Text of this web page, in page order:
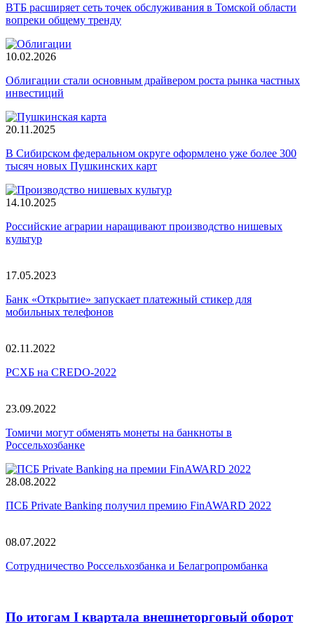
ВТБ расширяет сеть точек обслуживания в Томской области
вопреки общему тренду
10.02.2026
Облигации стали основным драйвером роста рынка частных
инвестиций
20.11.2025
В Сибирском федеральном округе оформлено уже более 300
тысяч новых Пушкинских карт
14.10.2025
Российские аграрии наращивают производство нишевых
культур
17.05.2023
Банк «Открытие» запускает платежный стикер для
мобильных телефонов
02.11.2022
РСХБ на CREDO-2022
23.09.2022
Томичи могут обменять монеты на банкноты в
Россельхозбанке
28.08.2022
ПСБ Private Banking получил премию FinAWARD 2022
08.07.2022
Сотрудничество Россельхозбанка и Белагропромбанка
По итогам I квартала внешнеторговый оборот